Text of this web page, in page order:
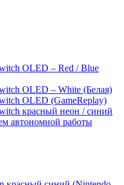
OLED – Red / Blue
OLED – White (Белая)
OLED (GameReplay)
красный неон / синий
автономной работы